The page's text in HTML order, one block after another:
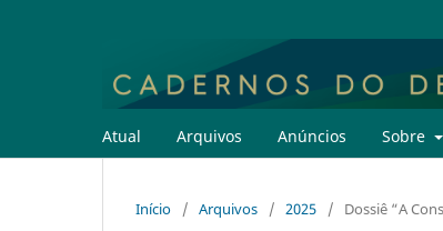
Atual Arquivos Anúncios Sobre
Início / Arquivos / 2025 / Dossiê “A